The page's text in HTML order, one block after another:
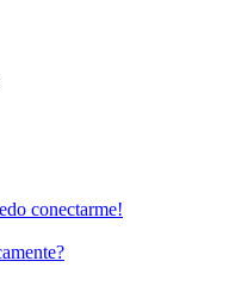
conectarme!